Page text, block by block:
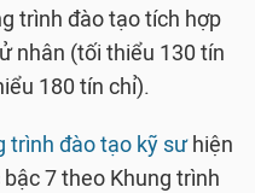
trình đào tạo tích hợp
nhân (tối thiểu 130 tín
180 tín chỉ).
trình đào tạo kỹ sư hiện
7 theo Khung trình